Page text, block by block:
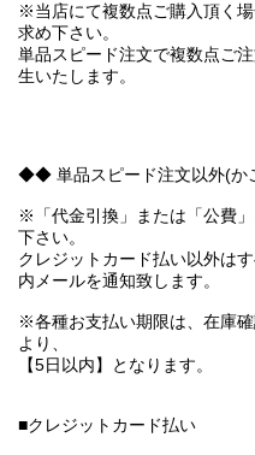
※当店にて複数点ご購入頂く
求め下さい。
単品スピード注文で複数点ご
生いたします。
◆◆ 単品スピード注文以外(
※「代金引換」または「公費
下さい。
クレジットカード払い以外は
内メールを通知致します。
※各種お支払い期限は、在庫
より、
【5日以内】となります。
■クレジットカード払い